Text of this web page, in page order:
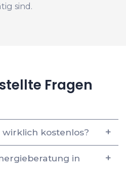
sind.
Fragen
kostenlos?
in